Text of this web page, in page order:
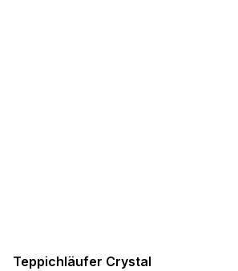
Teppichläufer Crystal